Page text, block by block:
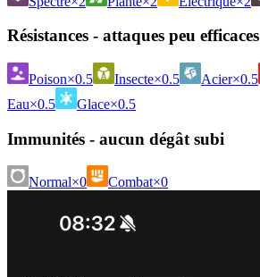
Résistances - attaques peu efficaces
Poison×0.5 Insecte×0.5 Acier×0.5
Eau×0.5 Glace×0.5
Immunités - aucun dégât subi
Normal×0 Combat×0